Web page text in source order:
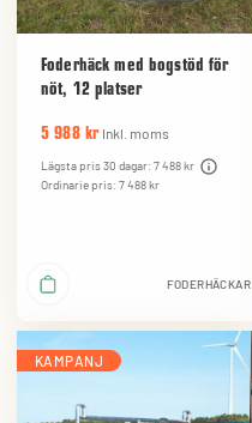
Foderhäck med bogstöd för
nöt, 12 platser
5 988 kr Inkl. moms
Lägsta pris 30 dagar: 7 488 kr
Ordinarie pris: 7 488 kr
FODERHÄCKAR
KAMPANJ